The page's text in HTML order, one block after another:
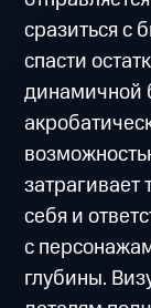
сразиться с
спасти
динамичной
себя и
с
глубины.